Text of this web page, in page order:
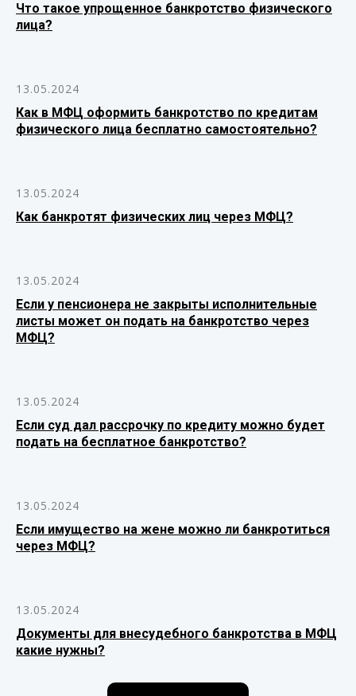
Что такое упрощенное банкротство физического
лица?
13.05.2024
Как в МФЦ оформить банкротство по кредитам
физического лица бесплатно самостоятельно?
13.05.2024
Как банкротят физических лиц через МФЦ?
13.05.2024
Если у пенсионера не закрыты исполнительные
листы может он подать на банкротство через
МФЦ?
13.05.2024
Если суд дал рассрочку по кредиту можно будет
подать на бесплатное банкротство?
13.05.2024
Если имущество на жене можно ли банкротиться
через МФЦ?
13.05.2024
Документы для внесудебного банкротства в МФЦ
какие нужны?